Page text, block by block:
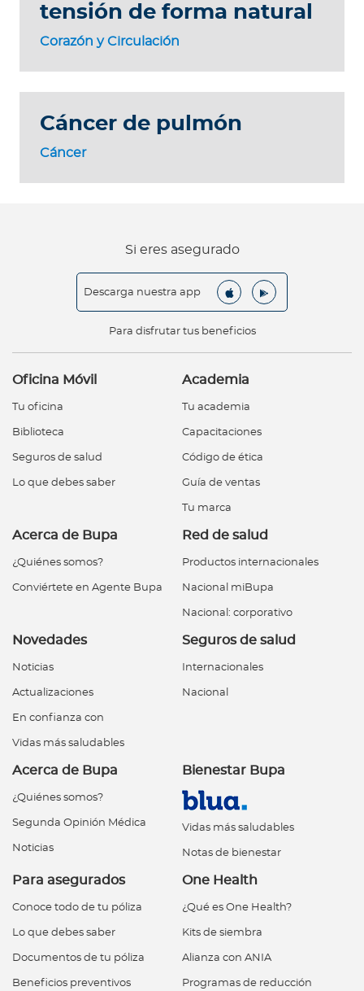
Corazón y Circulación
tensión de forma natural
Cáncer
Cáncer de pulmón
Si eres asegurado
Descarga nuestra app
Para disfrutar tus beneficios
Oficina Móvil
Tu oficina
Biblioteca
Seguros de salud
Lo que debes saber
Academia
Tu academia
Capacitaciones
Código de ética
Guía de ventas
Tu marca
Acerca de Bupa
¿Quiénes somos?
Conviértete en Agente Bupa
Red de salud
Productos internacionales
Nacional miBupa
Nacional: corporativo
Novedades
Noticias
Actualizaciones
En confianza con
Vidas más saludables
Seguros de salud
Internacionales
Nacional
Acerca de Bupa
¿Quiénes somos?
Segunda Opinión Médica
Noticias
Bienestar Bupa
Vidas más saludables
Notas de bienestar
Para asegurados
Conoce todo de tu póliza
Lo que debes saber
Documentos de tu póliza
Beneficios preventivos
One Health
¿Qué es One Health?
Kits de siembra
Alianza con ANIA
Programas de reducción